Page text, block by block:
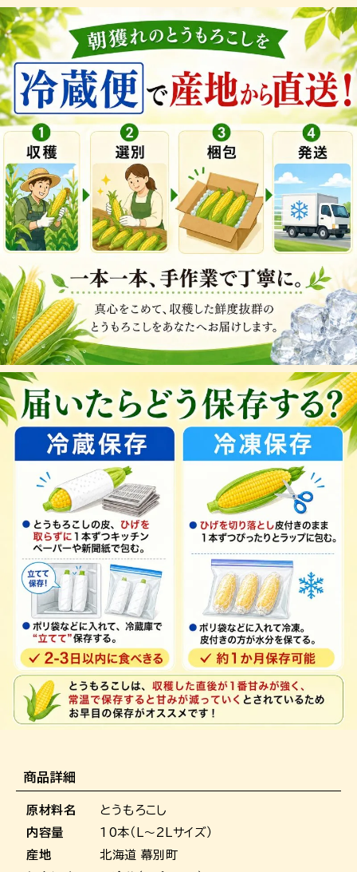
商品詳細
原材料名
とうもろこし
内容量
10本（L～2Lサイズ）
産地
北海道 幕別町